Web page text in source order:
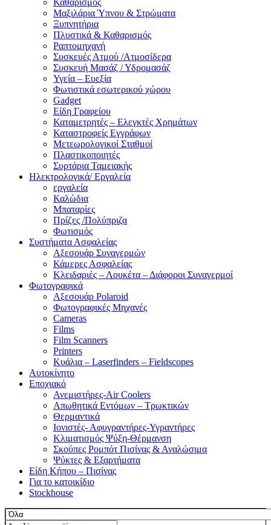
Μαξιλάρια Ύπνου & Στρώματα
Ξυπνητήρια
Πλυστικά & Καθαρισμός
Ραπτομηχανή
Συσκευές Ατμού /Ατμοσίδερα
Συσκευή Μασάζ / Υδρομασάζ
Υγεία – Ευεξία
Φωτιστικά εσωτερικού χώρου
Gadget
Είδη Γραφείου
Καταμετρητές – Ελεγκτές Χρημάτων
Καταστροφείς Εγγράφων
Μετεωρολογικοί Σταθμοί
Πλαστικοποιητές
Συρτάρια Ταμειακής
Ηλεκτρολογικά/ Εργαλεία
εργαλεία
Καλώδια
Μπαταρίες
Πρίζες /Πολύπριζα
Φωτισμός
Συστήματα Ασφαλείας
Αξεσουάρ Συναγερμών
Κάμερες Ασφαλείας
Κλειδαριές – Λουκέτα – Διάφοροι Συναγερμοί
Φωτογραφικά
Αξεσουάρ Polaroid
Φωτογραφικές Μηχανές
Cameras
Films
Film Scanners
Printers
Κυάλια – Laserfinders – Fieldscopes
Αυτοκίνητο
Εποχιακό
Ανεμιστήρες-Air Coolers
Απωθητικά Εντόμων – Τρωκτικών
Θερμαντικά
Ιονιστές- Αφυγραντήρες-Υγραντήρες
Κλιματισμός Ψύξη-Θέρμανση
Σκούπες Ρομπότ Πισίνας & Αναλώσιμα
Ψύκτες & Εξαρτήματα
Είδη Κήπου – Πισίνας
Για το κατοικίδιο
Stockhouse